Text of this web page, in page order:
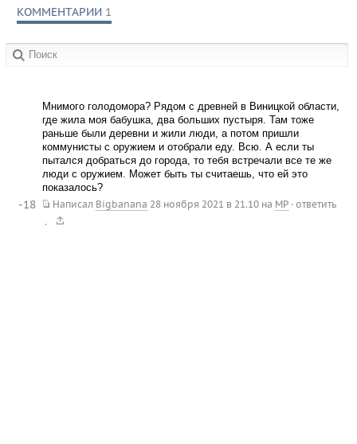
КОММЕНТАРИИ 1
Мнимого голодомора? Рядом с древней в Виницкой области,
где жила моя бабушка, два больших пустыря. Там тоже
раньше были деревни и жили люди, а потом пришли
коммунисты с оружием и отобрали еду. Всю. А если ты
пытался добраться до города, то тебя встречали все те же
люди с оружием. Может быть ты считаешь, что ей это
показалось?
Написал Bigbanana 28 ноября 2021 в 21.10на MP · ответить
.
-18